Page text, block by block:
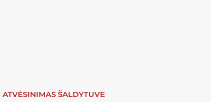
ŠALDYTUVE